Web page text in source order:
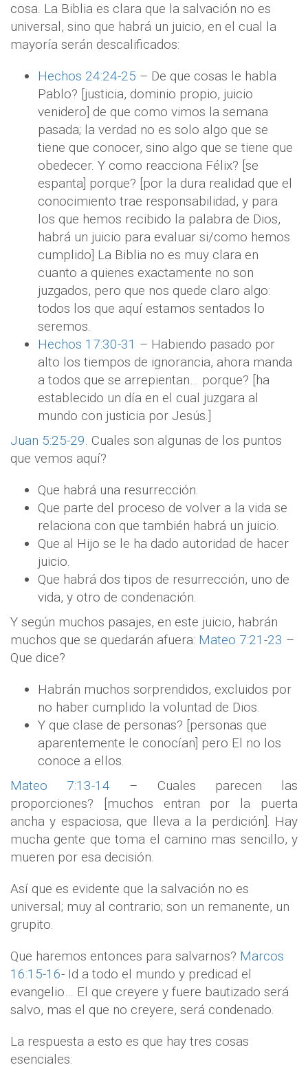
cosa. La Biblia es clara que la salvación no es
universal, sino que habrá un juicio, en el cual la
mayoría serán descalificados:
Hechos 24:24-25 – De que cosas le habla
Pablo? [justicia, dominio propio, juicio
venidero] de que como vimos la semana
pasada; la verdad no es solo algo que se
tiene que conocer, sino algo que se tiene que
obedecer. Y como reacciona Félix? [se
espanta] porque? [por la dura realidad que el
conocimiento trae responsabilidad, y para
los que hemos recibido la palabra de Dios,
habrá un juicio para evaluar si/como hemos
cumplido] La Biblia no es muy clara en
cuanto a quienes exactamente no son
juzgados, pero que nos quede claro algo:
todos los que aquí estamos sentados lo
seremos.
Hechos 17:30-31 – Habiendo pasado por
alto los tiempos de ignorancia, ahora manda
a todos que se arrepientan… porque? [ha
establecido un día en el cual juzgara al
mundo con justicia por Jesús.]
Juan 5:25-29. Cuales son algunas de los puntos
que vemos aquí?
Que habrá una resurrección.
Que parte del proceso de volver a la vida se
relaciona con que también habrá un juicio.
Que al Hijo se le ha dado autoridad de hacer
juicio.
Que habrá dos tipos de resurrección, uno de
vida, y otro de condenación.
Y según muchos pasajes, en este juicio, habrán
muchos que se quedarán afuera: Mateo 7:21-23 –
Que dice?
Habrán muchos sorprendidos, excluidos por
no haber cumplido la voluntad de Dios.
Y que clase de personas? [personas que
aparentemente le conocían] pero El no los
conoce a ellos.
Mateo 7:13-14 – Cuales parecen las
proporciones? [muchos entran por la puerta
ancha y espaciosa, que lleva a la perdición]. Hay
mucha gente que toma el camino mas sencillo, y
mueren por esa decisión.
Así que es evidente que la salvación no es
universal; muy al contrario; son un remanente, un
grupito.
Que haremos entonces para salvarnos? Marcos
16:15-16- Id a todo el mundo y predicad el
evangelio… El que creyere y fuere bautizado será
salvo, mas el que no creyere, será condenado.
La respuesta a esto es que hay tres cosas
esenciales: